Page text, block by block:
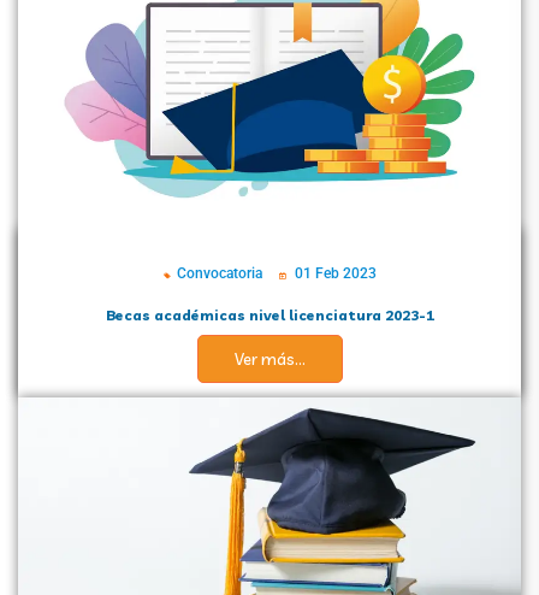
Convocatoria 01 Feb 2023
Becas académicas nivel licenciatura 2023-1
Ver más...